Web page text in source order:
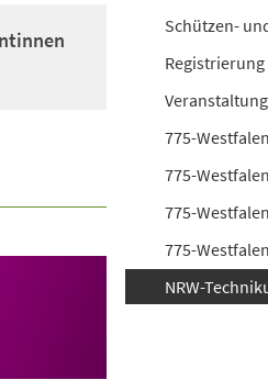
Schützen-
775-Westfalen
775-Westfalen
775-Westfalen
775-Westfalen
NRW-